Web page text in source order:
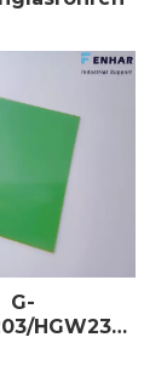
G-
HGW2372.4